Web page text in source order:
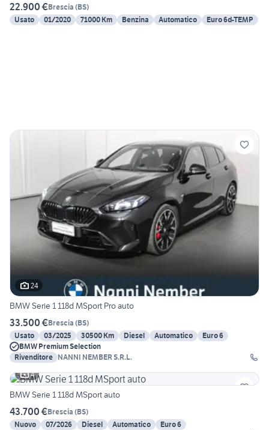
22.900 €Brescia (BS)
Usato
01/2020 71000 Km Benzina Automatico Euro 6d-TEMP
24
BMW Serie 1 118d MSport Pro auto
33.500 €Brescia (BS)
Usato
03/2025 30500 Km Diesel Automatico
Euro 6
BMW Premium Selection
Rivenditore NANNI NEMBER S.R.L.
4
BMW Serie 1 118d MSport auto
43.700 €Brescia (BS)
Nuovo
07/2026 Diesel Automatico
Euro 6